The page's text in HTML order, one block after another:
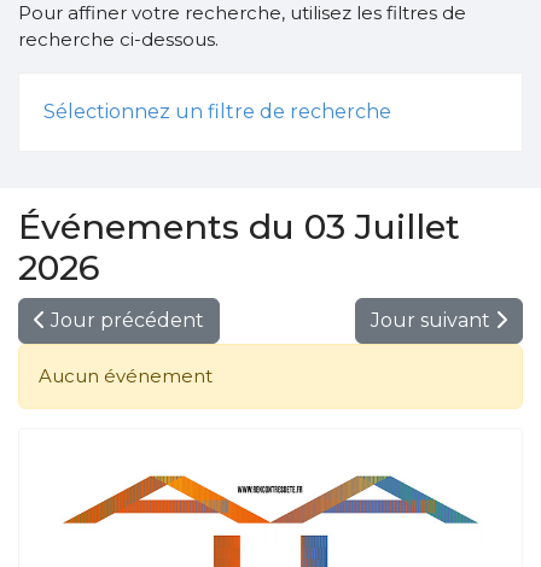
Pour affiner votre recherche, utilisez les filtres de
recherche ci-dessous.
Sélectionnez un filtre de recherche
Événements du 03 Juillet
2026
Jour précédent Jour suivant
Aucun événement